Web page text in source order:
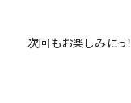
次回もお楽しみにっ！